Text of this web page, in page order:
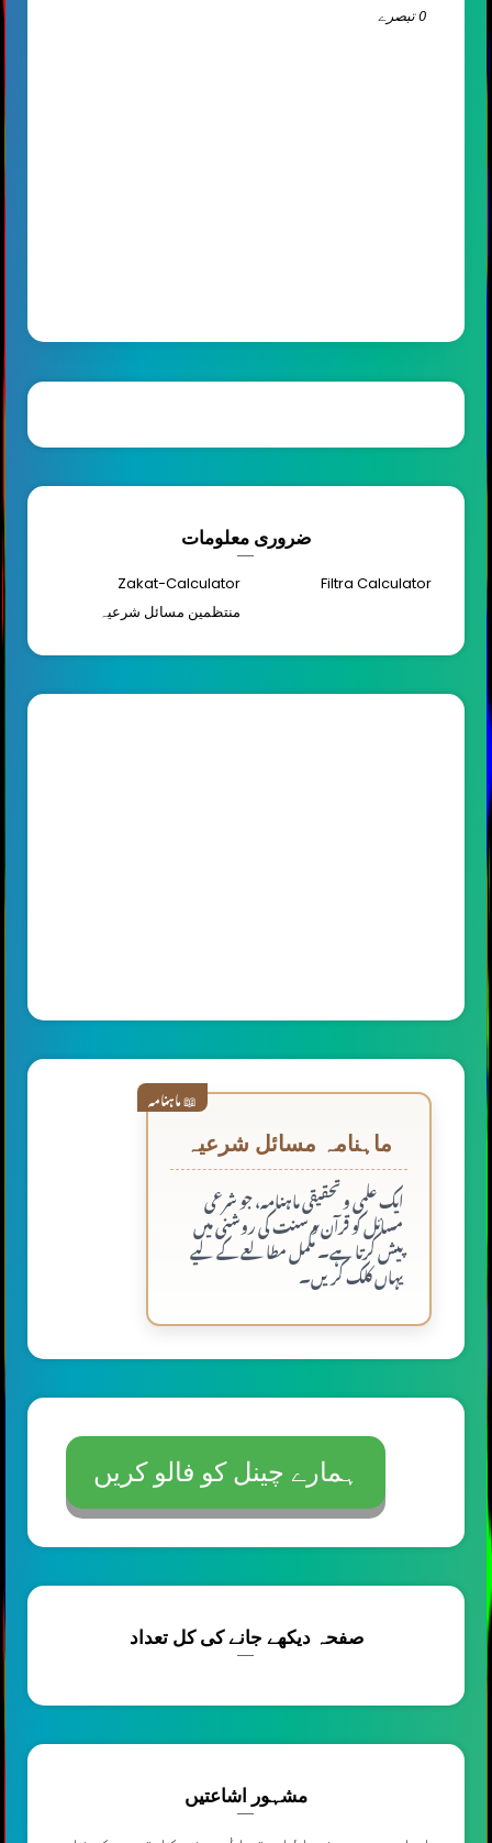
0 تبصرے
ضروری معلومات
Zakat-Calculator
Filtra Calculator
منتظمین مسائل شرعیہ
ماہنامہ مسائل شرعیہ
ایک علمی و تحقیقی ماہنامہ، جو شرعی
مسائل کو قرآن و سنت کی روشنی میں
پیش کرتا ہے۔ مکمل مطالعے کے لیے
یہاں کلک کریں۔
📖 ماہنامہ
ہمارے چینل کو فالو کریں
صفحہ دیکھے جانے کی کل تعداد
مشہور اشاعتیں